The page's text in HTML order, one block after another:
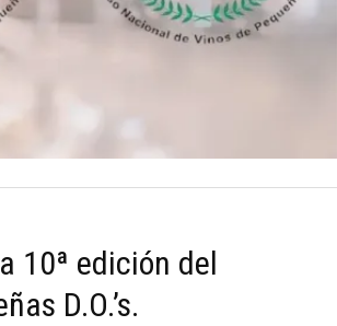
10ª edición del
D.O.’s.